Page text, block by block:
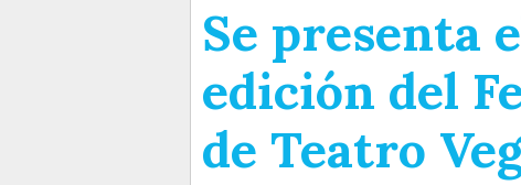
Se presenta
edición del
de Teatro